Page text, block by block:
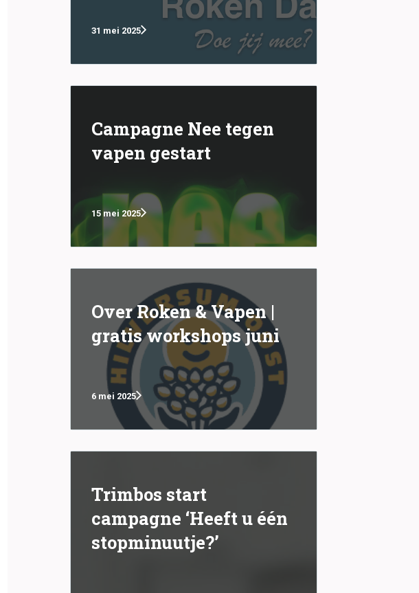
31 mei 2025
Campagne Nee tegen
vapen gestart
15 mei 2025
Over Roken & Vapen |
gratis workshops juni
6 mei 2025
Trimbos start
campagne ‘Heeft u één
stopminuutje?’